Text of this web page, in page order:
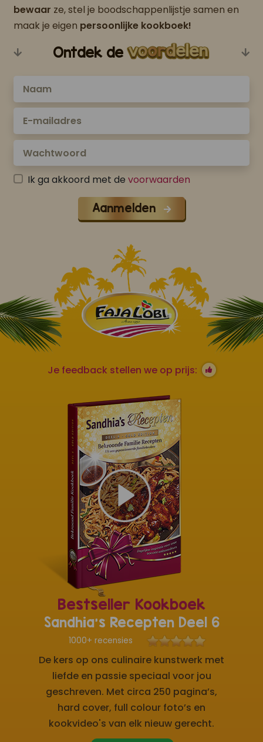
bewaar ze, stel je boodschappenlijstje samen en
maak je eigen persoonlijke kookboek!
Ontdek de
Ik ga akkoord met de voorwaarden
Aanmelden
Je feedback stellen we op prijs:
Bestseller Kookboek
Sandhia's Recepten Deel 6
1000+ recensies
De kers op ons culinaire kunstwerk met
liefde en passie speciaal voor jou
geschreven. Met circa 250 pagina’s,
hard cover, full colour foto’s en
kookvideo's van elk nieuw gerecht.